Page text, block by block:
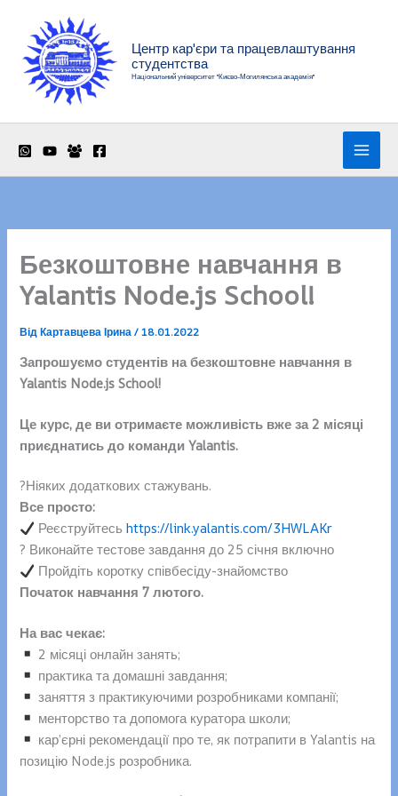
вмісту
Центр кар'єри та працевлаштування
студентства
Національний університет "Києво-Могилянська академія"
Безкоштовне навчання в
Yalantis Node.js School!
ВідКартавцева Ірина/18.01.2022
Запрошуємо студентів на безкоштовне навчання в
Yalantis Node.js School!
Це курс, де ви отримаєте можливість вже за 2 місяці
приєднатись до команди Yalantis.
?Ніяких додаткових стажувань.
Все просто:
Реєструйтесьhttps://link.yalantis.com/3HWLAKr
? Виконайте тестове завдання до 25 січня включно
Пройдіть коротку співбесіду-знайомство
Початок навчання 7 лютого.
На вас чекає:
2 місяці онлайн занять;
практика та домашні завдання;
заняття з практикуючими розробниками компанії;
менторство та допомога куратора школи;
кар’єрні рекомендації про те, як потрапити в Yalantis на
позицію Node.js розробника.